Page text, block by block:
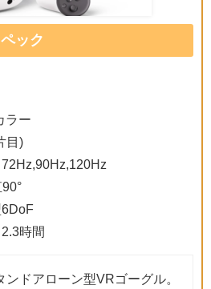
ック
ラー
目)
6DoF
時間
ドアローン型VRゴーグル。